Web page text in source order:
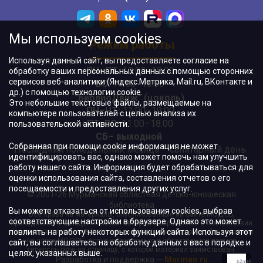
Режим работы
ПН–ПТ:10:00–18:00
ВС:11:00–18:00
"БиблиоДвиж" (цоколь):
ПН–ЧТ:11:00–19:00
ПТ, ВС:11:00–18:00
СБ– выходной
Последний понедельник месяца – санитарный день
© 2001-26 Мурманская областная детско-юношеская
библиотека
Все права на материалы, опубликованные на сайте МОДЮБ,
принадлежат учреждению и/или авторам и охраняются в соответствии
с законодательством РФ. Использование материалов, опубликованных
на сайте МОДЮБ, допускается только с обязательной прямой
гиперссылкой на страницу, с которой материал заимствован.
Разработка и поддержка — Murman.ru
Мы используем cookies
Используя данный сайт, вы предоставляете согласие на
обработку ваших персональных данных с помощью сторонних
сервисов веб-аналитики (Яндекс.Метрика, Mail.ru, ВКонтакте и
др.) с помощью технологии cookie.
Это небольшие текстовые файлы, размещаемые на
компьютере пользователей с целью анализа их
пользовательской активности.
Собранная при помощи cookie информация не может
идентифицировать вас, однако может помочь нам улучшить
работу нашего сайта. Информация будет обрабатываться для
оценки использования сайта, составления отчетов о его
посещаемости и предоставления других услуг.
Вы можете отказаться от использования cookies, выбрав
соответствующие настройки в браузере. Однако это может
повлиять на работу некоторых функций сайта. Используя этот
сайт, вы соглашаетесь на обработку данных о вас в порядке и
целях, указанных выше.